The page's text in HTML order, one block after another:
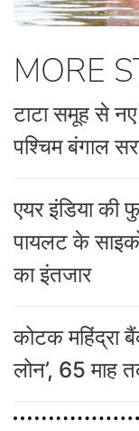
MORE
टाटा समूह से
पश्चिम बंगाल
एयर इंडिया
पायलट के
का इंतजार
कोटक महिंद्रा
लोन’, 65 माह